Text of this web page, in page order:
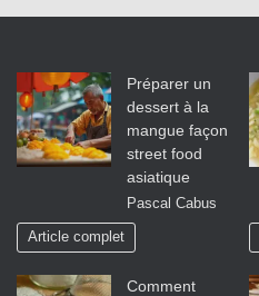
Préparer un
dessert à la
mangue façon
street food
asiatique
Pascal Cabus
Article complet
Comment